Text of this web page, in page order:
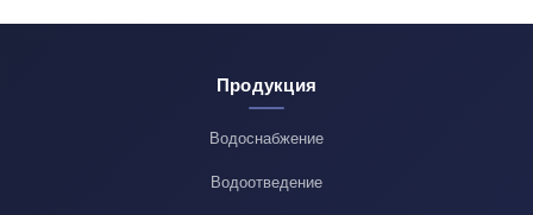
Продукция
Водоснабжение
Водоотведение